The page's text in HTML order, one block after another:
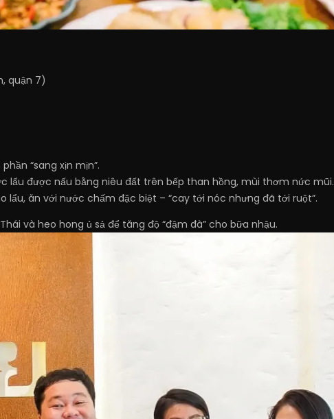
quận 7)
“sang xịn mịn”.
lẩu được nấu bằng niêu đất trên bếp than hồng, mùi thơm nức mũi.
lẩu, ăn với nước chấm đặc biệt – “cay tới nóc nhưng đã tới ruột”.
và heo hong ủ sả để tăng độ “đậm đà” cho bữa nhậu.​